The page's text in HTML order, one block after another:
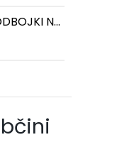
DRUŽINSKI TURNIR V ODBOJKI NA MIVKI